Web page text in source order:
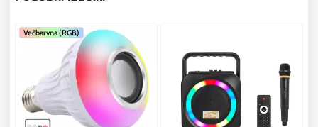
Večbarvna (RGB)